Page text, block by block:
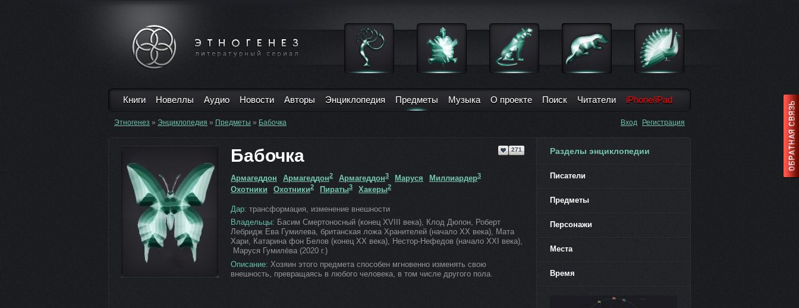
Книги Новеллы Аудио Новости Авторы Энциклопедия Предметы Музыка О проекте Поиск Читатели iPhone/iPad
Вход Регистрация
Этногенез » Энциклопедия » Предметы » Бабочка
271
Бабочка
Армагеддон Армагеддон2 Армагеддон3 Маруся Миллиардер3
Охотники Охотники2 Пираты3 Хакеры2
Дар: трансформация, изменение внешности
Владельцы: Басим Смертоносный (конец XVIII века), Клод Дюпон, Роберт
Лебридж Ева Гумилева, британская ложа Хранителей (начало XX века), Мата
Хари, Катарина фон Белов (конец XX века), Нестор-Нефедов (начало XXI века),
Маруся Гумилёва (2020 г.)
Описание: Хозяин этого предмета способен мгновенно изменять свою
внешность, превращаясь в любого человека, в том числе другого пола.
Разделы энциклопедии
Писатели
Предметы
Персонажи
Места
Время